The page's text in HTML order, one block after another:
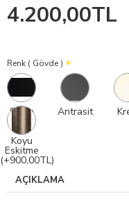
4.200,00TL
Renk ( Gövde )
Siyah Antrasit
Koyu
Eskitme
(+900,00TL)
AÇIKLAMA